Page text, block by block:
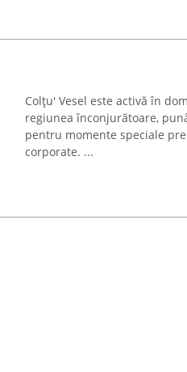
Colțu' Vesel este activă în
regiunea înconjurătoare,
pentru momente speciale
corporate. ...